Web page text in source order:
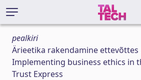
pealkiri
Ärieetika rakendamine ettevõttes
Implementing business ethics in
Trust Express